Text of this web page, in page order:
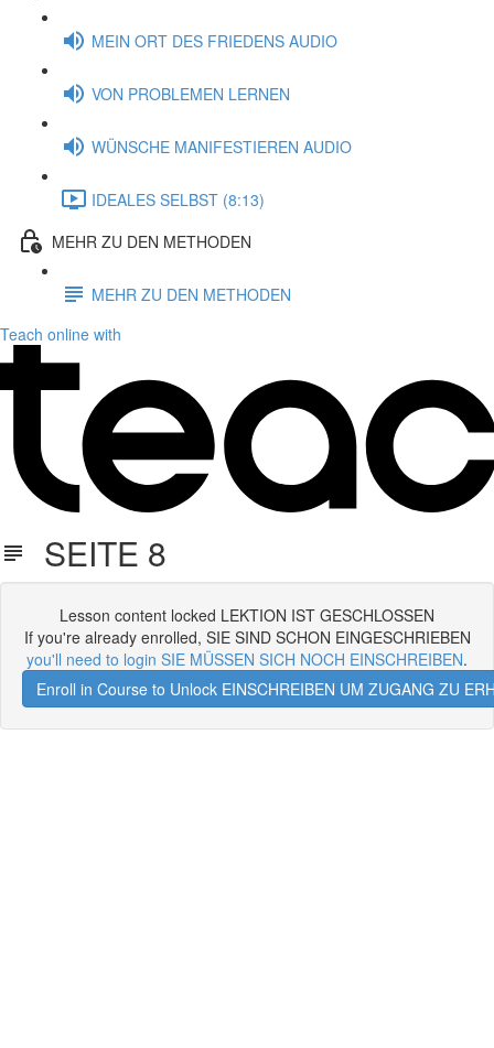
MEIN ORT DES FRIEDENS AUDIO
VON PROBLEMEN LERNEN
WÜNSCHE MANIFESTIEREN AUDIO
IDEALES SELBST (8:13)
MEHR ZU DEN METHODEN
MEHR ZU DEN METHODEN
Teach online with
SEITE 8
Lesson content locked LEKTION IST GESCHLOSSEN
If you're already enrolled, SIE SIND SCHON EINGESCHRIEBEN
you'll need to login SIE MÜSSEN SICH NOCH EINSCHREIBEN.
Enroll in Course to Unlock EINSCHREIBEN UM ZUGANG ZU